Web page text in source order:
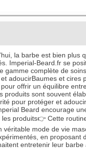
la barbe est bien plus
Imperial-Beard.fr se
complète de
adoucirBaumes et
offrir un équilibre
sont souvent
pour protéger et
Beard encourage
produits👉 Cette
mode de vie
en
entretenir leur